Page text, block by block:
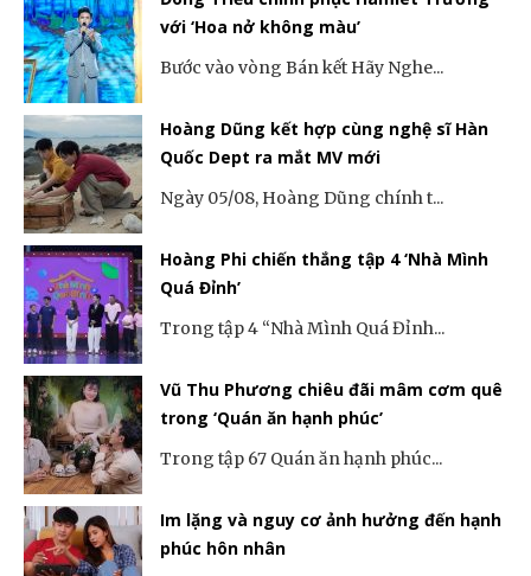
với ‘Hoa nở không màu’
Bước vào vòng Bán kết Hãy Nghe...
Hoàng Dũng kết hợp cùng nghệ sĩ Hàn
Quốc Dept ra mắt MV mới
Ngày 05/08, Hoàng Dũng chính t...
Hoàng Phi chiến thắng tập 4 ‘Nhà Mình
Quá Đỉnh’
Trong tập 4 “Nhà Mình Quá Đỉnh...
Vũ Thu Phương chiêu đãi mâm cơm quê
trong ‘Quán ăn hạnh phúc’
Trong tập 67 Quán ăn hạnh phúc...
Im lặng và nguy cơ ảnh hưởng đến hạnh
phúc hôn nhân